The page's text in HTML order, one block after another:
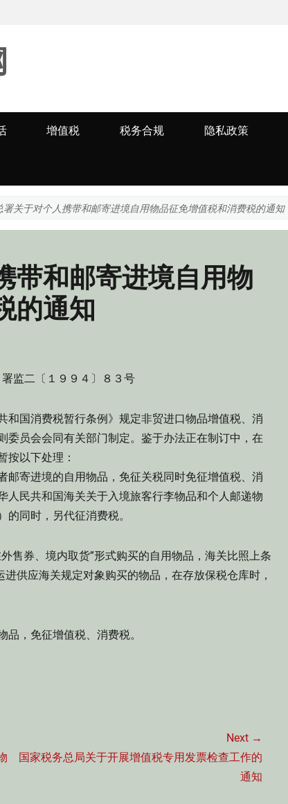
增值税 税务合规 隐私政策
署关于对个人携带和邮寄进境自用物品征免增值税和消费税的通知
带和邮寄进境自用物
的通知
监二〔１９９４〕８３号
和国消费税暂行条例》规定非贸进口物品增值税、消
委员会会同有关部门制定。鉴于办法正在制订中，在
按以下处理：
寄进境的自用物品，免征关税同时免征增值税、消
人民共和国海关关于入境旅客行李物品和个人邮递物
同时，另代征消费税。
券、境内取货”形式购买的自用物品，海关比照上条
供应海关规定对象购买的物品，在存放保税仓库时，
，免征增值税、消费税。
Next →
Next
国家税务总局关于开展增值税专用发票检查工作的
通知